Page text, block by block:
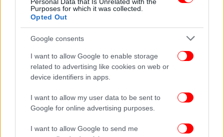
Purposes for which it was collected.
Opted Out
Google consents
I want to allow Google to enable storage
related to advertising like cookies on web or
device identifiers in apps.
I want to allow my user data to be sent to
Google for online advertising purposes.
I want to allow Google to send me
Αρλέτας